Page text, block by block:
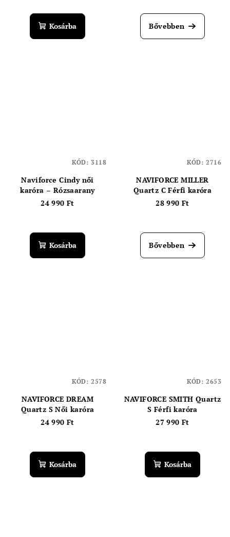
Kosárba Bővebben
Naviforce Cindy női
karóra – Rózsaarany
24 990 Ft
Kosárba
KÓD: 3118
NAVIFORCE MILLER
Quartz C Férfi karóra
28 990 Ft
Bővebben
KÓD: 2716
NAVIFORCE DREAM
Quartz S Női karóra
24 990 Ft
Kosárba
KÓD: 2578
NAVIFORCE SMITH Quartz
S Férfi karóra
27 990 Ft
Kosárba
KÓD: 2653